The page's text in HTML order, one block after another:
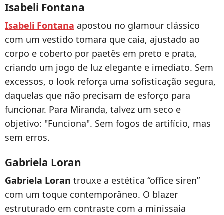
Isabeli Fontana
Isabeli Fontana apostou no glamour clássico
com um vestido tomara que caia, ajustado ao
corpo e coberto por paetês em preto e prata,
criando um jogo de luz elegante e imediato. Sem
excessos, o look reforça uma sofisticação segura,
daquelas que não precisam de esforço para
funcionar. Para Miranda, talvez um seco e
objetivo: "Funciona". Sem fogos de artifício, mas
sem erros.
Gabriela Loran
Gabriela Loran trouxe a estética “office siren”
com um toque contemporâneo. O blazer
estruturado em contraste com a minissaia